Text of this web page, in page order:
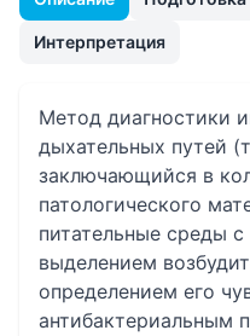
Интерпретация
Метод диагностики
дыхательных путей
заключающийся в
патологического
питательные среды
выделением
определением его
антибактериальным